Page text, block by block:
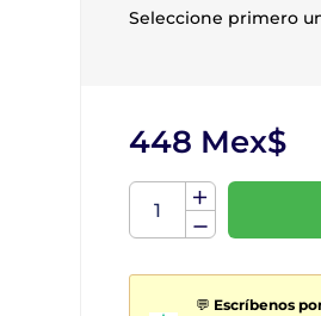
Seleccione primero
448 Mex$
💬 Escríbenos